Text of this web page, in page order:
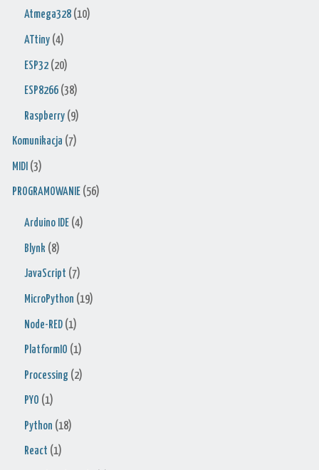
Atmega328 (10)
ATtiny (4)
ESP32 (20)
ESP8266 (38)
Raspberry (9)
Komunikacja (7)
MIDI (3)
PROGRAMOWANIE (56)
Arduino IDE (4)
Blynk (8)
JavaScript (7)
MicroPython (19)
Node-RED (1)
PlatformIO (1)
Processing (2)
PYO (1)
Python (18)
React (1)